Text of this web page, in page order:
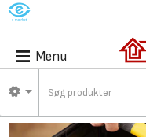
M
Menu